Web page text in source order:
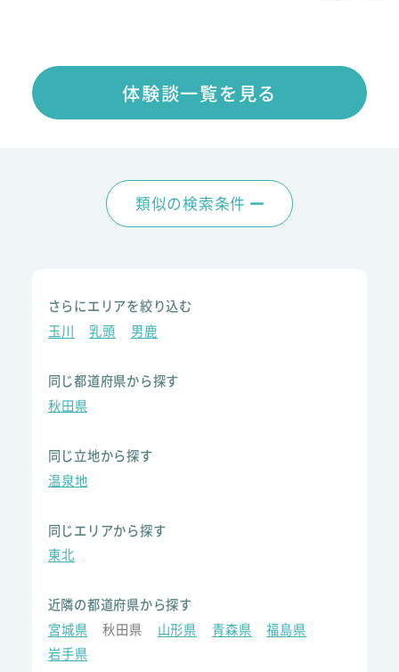
体験談一覧を見る
類似の検索条件
さらにエリアを絞り込む
玉川
乳頭 男鹿
同じ都道府県から探す
秋田県
同じ立地から探す
温泉地
同じエリアから探す
東北
近隣の都道府県から探す
宮城県
秋田県 山形県 青森県
福島県
岩手県